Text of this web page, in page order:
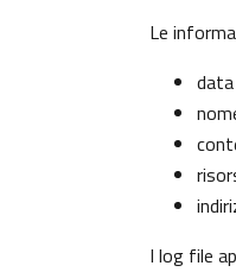
Le
I log file